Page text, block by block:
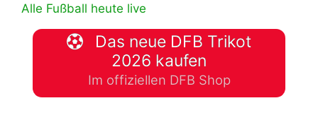
Alle Fußball heute live
Das neue DFB Trikot
2026 kaufen
Im offiziellen DFB Shop